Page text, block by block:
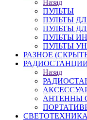
Назад
ПУЛЬТЫ
ПУЛЬТЫ
ПУЛЬТЫ
ПУЛЬТЫ
ПУЛЬТЫ
РАЗНОЕ
Назад
АНТЕННЫ
СВЕТОТЕХНИКА